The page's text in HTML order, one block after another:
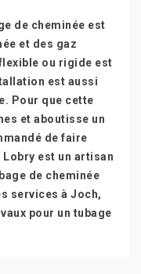
de cheminée est
et des gaz
ou rigide est
est aussi
Pour que cette
et aboutisse un
de faire
est un artisan
de cheminée
services à Joch,
pour un tubage